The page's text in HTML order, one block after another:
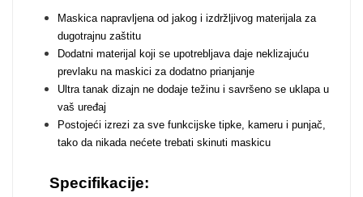
Maskica napravljena od jakog i izdržljivog materijala za
dugotrajnu zaštitu
Dodatni materijal koji se upotrebljava daje neklizajuću
prevlaku na maskici za dodatno prianjanje
Ultra tanak dizajn ne dodaje težinu i savršeno se uklapa u
vaš uređaj
Postojeći izrezi za sve funkcijske tipke, kameru i punjač,
tako da nikada nećete trebati skinuti maskicu
Specifikacije:
Doodles Apstraktni motivi
Monogrami